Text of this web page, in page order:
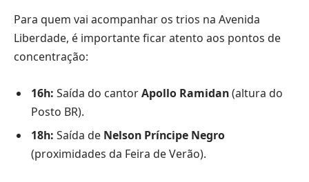
Para quem vai acompanhar os trios na Avenida
Liberdade, é importante ficar atento aos pontos de
concentração:
16h: Saída do cantorApollo Ramidan(altura do
Posto BR).
18h: Saída de Nelson Príncipe Negro
(proximidades da Feira de Verão).